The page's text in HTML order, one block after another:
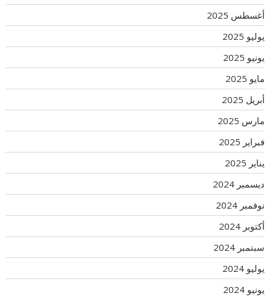
أغسطس 2025
يوليو 2025
يونيو 2025
مايو 2025
أبريل 2025
مارس 2025
فبراير 2025
يناير 2025
ديسمبر 2024
نوفمبر 2024
أكتوبر 2024
سبتمبر 2024
يوليو 2024
يونيو 2024